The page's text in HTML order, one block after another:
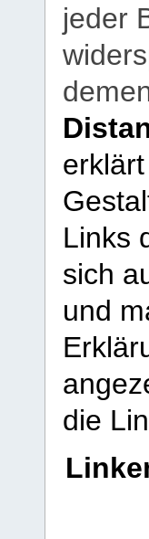
jeder
Links
sich
und
die